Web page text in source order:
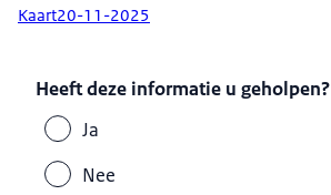
Kaart20-11-2025
Heeft deze informatie u geholpen?
Ja
Nee